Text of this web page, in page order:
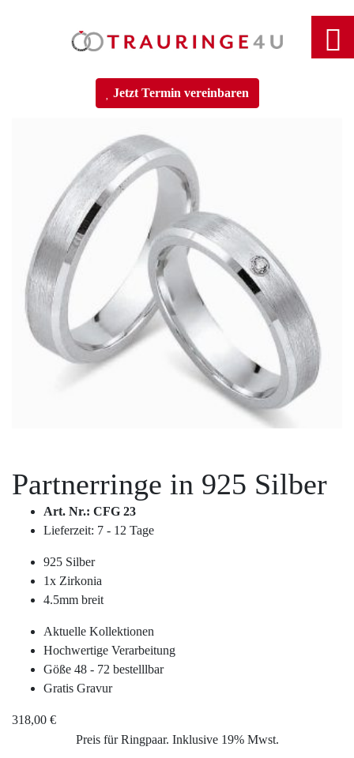
Jetzt Termin vereinbaren
Partnerringe in 925 Silber
Art. Nr.: CFG 23
Lieferzeit: 7 - 12 Tage
925 Silber
1x Zirkonia
4.5mm breit
Aktuelle Kollektionen
Hochwertige Verarbeitung
Göße 48 - 72 bestelllbar
Gratis Gravur
318,00 €
Preis für Ringpaar. Inklusive 19% Mwst.
Home
Verlobungsringe
Partnerringe
Angebot des Monats
Filialen
Service
Ringgröße ermitteln
Trauring-Etui kostenlos
Kostenlose Gravur
Cookies
Datenschutzerklärung